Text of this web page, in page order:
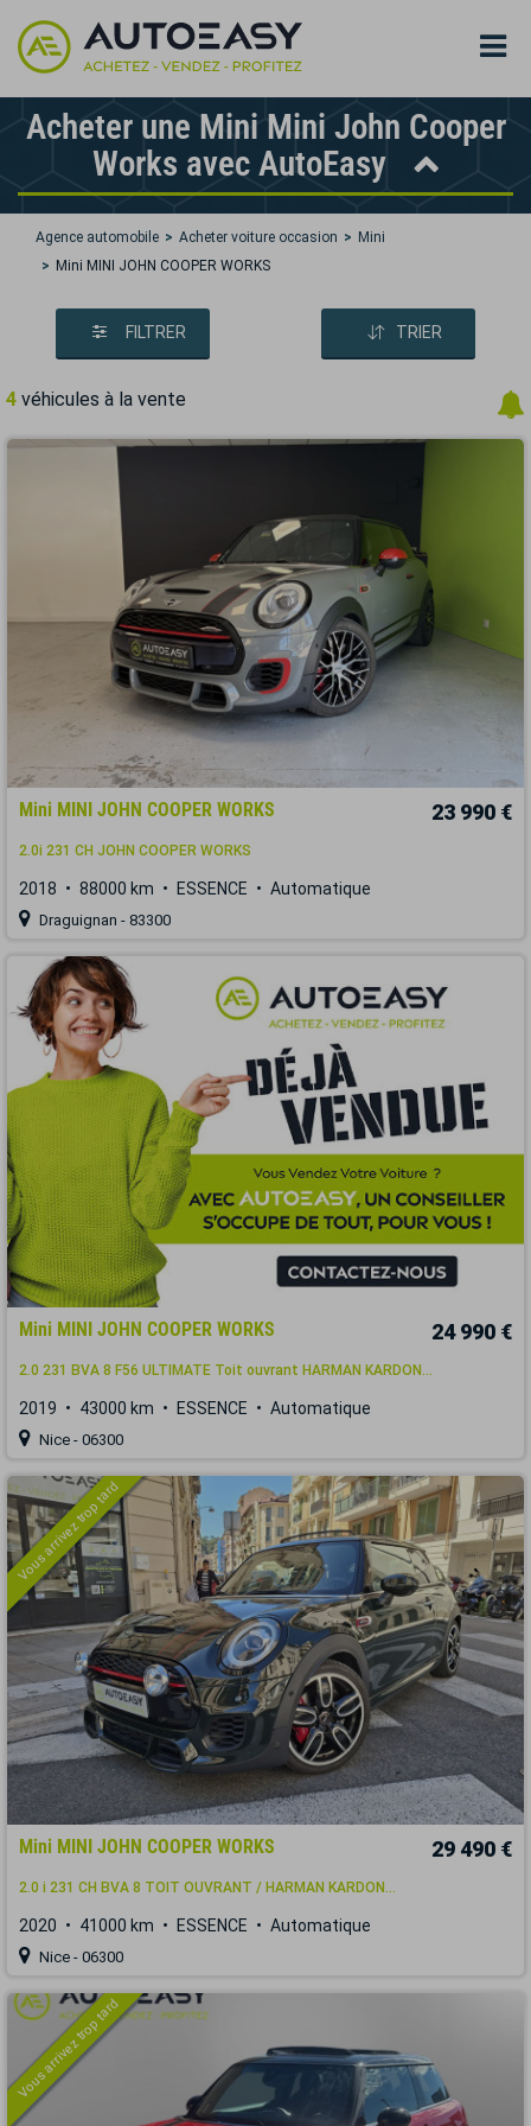
Acheter une Mini Mini John Cooper
Works avec AutoEasy
Agence automobile Acheter voiture occasion
Mini
Mini MINI JOHN COOPER WORKS
FILTRER TRIER
4 véhicules à la vente
Mini MINI JOHN COOPER WORKS 23 990 €
2.0i 231 CH JOHN COOPER WORKS
2018 88000 km ESSENCE Automatique
Draguignan - 83300
Mini MINI JOHN COOPER WORKS 24 990 €
2.0 231 BVA 8 F56 ULTIMATE Toit ouvrant HARMAN KARDON...
2019 43000 km ESSENCE Automatique
Nice - 06300
Vous arrivez trop tard
Mini MINI JOHN COOPER WORKS 29 490 €
2.0 i 231 CH BVA 8 TOIT OUVRANT / HARMAN KARDON...
2020 41000 km ESSENCE Automatique
Nice - 06300
Vous arrivez trop tard